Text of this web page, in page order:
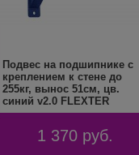
Подвес на подшипнике с
креплением к стене до
255кг, вынос 51см, цв.
синий v2.0 FLEXTER
1 370 руб.